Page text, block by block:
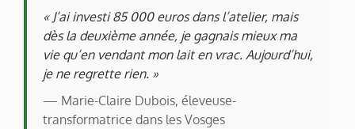
« J’ai investi 85 000 euros dans l’atelier, mais
dès la deuxième année, je gagnais mieux ma
vie qu’en vendant mon lait en vrac. Aujourd’hui,
je ne regrette rien. »
— Marie-Claire Dubois, éleveuse-
transformatrice dans les Vosges